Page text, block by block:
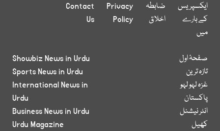
ایکسپریس
کے بارے
میں
ضابطہ
اخلاق
Privacy
Policy
Contact
Us
صفحۂ اول
تازہ ترین
غزہ لہو لہو
پاکستان
انٹر نیشنل
کھیل
Showbiz News in Urdu
Sports News in Urdu
International News in
Urdu
Business News in Urdu
Urdu Magazine